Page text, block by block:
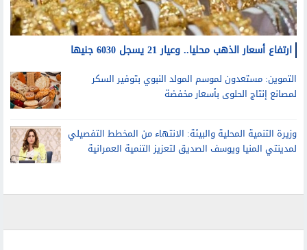
ارتفاع أسعار الذهب محليا.. وعيار 21 يسجل 6030 جنيها
التموين: مستعدون لموسم المولد النبوي بتوفير السكر
لمصانع إنتاج الحلوى بأسعار مخفضة
وزيرة التنمية المحلية والبيئة: الانتهاء من المخطط التفصيلي
لمدينتي المنيا ويوسف الصديق لتعزيز التنمية العمرانية